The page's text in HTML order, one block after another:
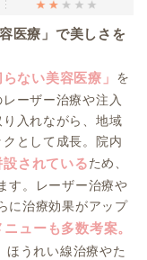
医療」で美しさを
らない美容医療」
を
ーザー治療や注入
入れながら、地域
として成長。院内
されているため、
す。レーザー治療や
に治療効果がアップ
ューも多数考案。
ほうれい線治療やた